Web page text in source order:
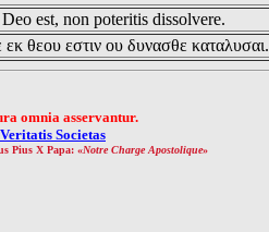
est, non poteritis dissolvere.
θεου εστιν ου δυνασθε καταλυσαι.
omnia asservantur.
Societas
Pius X Papa: «Notre Charge Apostolique»